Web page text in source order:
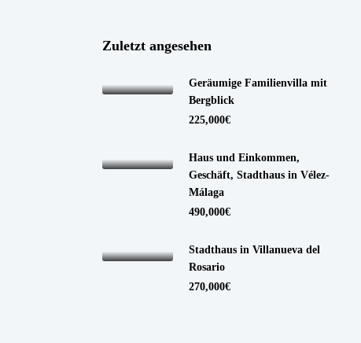
Zuletzt angesehen
Geräumige Familienvilla mit
Bergblick
225,000€
Haus und Einkommen,
Geschäft, Stadthaus in Vélez-
Málaga
490,000€
Stadthaus in Villanueva del
Rosario
270,000€